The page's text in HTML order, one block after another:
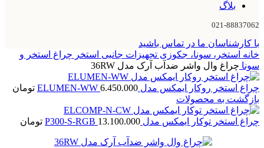
بلاگ
021-88837062
با کارشناسان ما در تماس باشید
خانه استخر، سونا، جکوزی تجهیزات جانبی استخر چراغ استخر و
سونا چراغ وال واشر ضدآب آرک مدل 36RW
چراغ استخر روکار ایمکس مدل ELUMEN-WW 6.450.000
تومان
بازگشت به محصولات
چراغ استخر توکار ایمکس مدل P300-S-RGB 13.100.000 تومان